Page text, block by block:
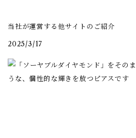
当社が運営する他サイトのご紹介
2025/3/17